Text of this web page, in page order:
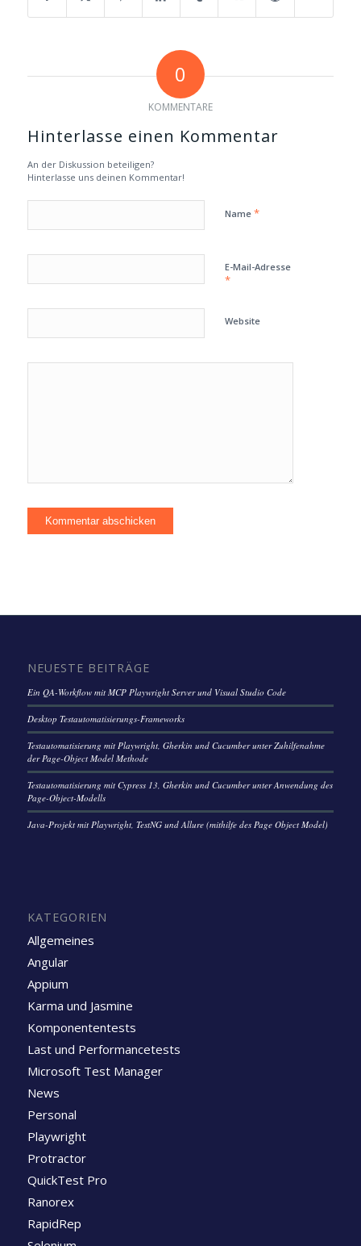
0
KOMMENTARE
Hinterlasse einen Kommentar
An der Diskussion beteiligen?
Hinterlasse uns deinen Kommentar!
Name *
E-Mail-Adresse
*
Website
NEUESTE BEITRÄGE
Ein QA-Workflow mit MCP Playwright Server und Visual Studio Code
Desktop Testautomatisierungs-Frameworks
Testautomatisierung mit Playwright, Gherkin und Cucumber unter Zuhilfenahme
der Page-Object Model Methode
Testautomatisierung mit Cypress 13, Gherkin und Cucumber unter Anwendung des
Page-Object-Modells
Java-Projekt mit Playwright, TestNG und Allure (mithilfe des Page Object Model)
KATEGORIEN
Allgemeines
Angular
Appium
Karma und Jasmine
Komponententests
Last und Performancetests
Microsoft Test Manager
News
Personal
Playwright
Protractor
QuickTest Pro
Ranorex
RapidRep